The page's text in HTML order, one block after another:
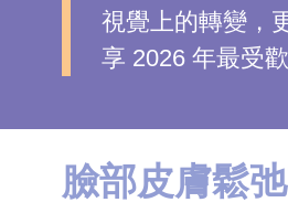
髮
視覺上的轉變，
享 2026 年最受
臉部皮膚鬆